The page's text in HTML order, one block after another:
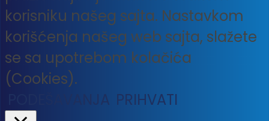
korisniku našeg sajta. Nastavkom
korišćenja našeg web sajta, slažete
se sa upotrebom kolačića
(Cookies).
PODEŠAVANJA PRIHVATI